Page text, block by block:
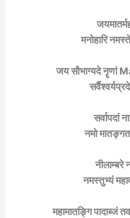
मनोहारि
जय सौभाग्यदे नॄणां
सर्वापदां
नमो
नीलाम्बरे
नमस्तुभ्यं
महामातङ्गि